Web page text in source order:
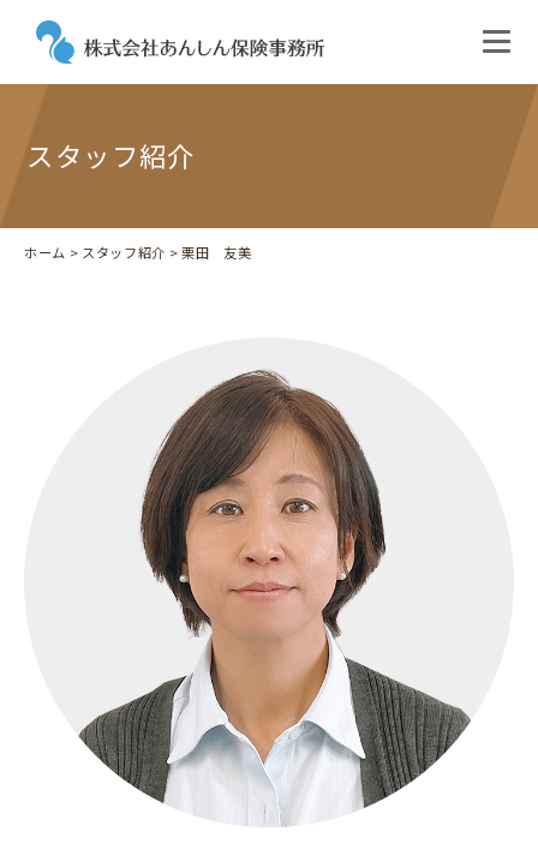
スタッフ紹介
ホーム > スタッフ紹介 > 栗田 友美